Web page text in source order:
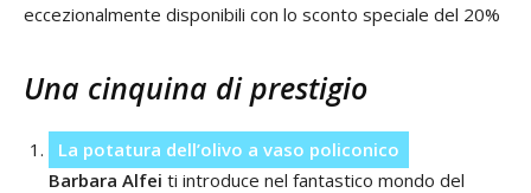
eccezionalmente disponibili con lo sconto speciale del 20%
Una cinquina di prestigio
La potatura dell’olivo a vaso policonico
Barbara Alfei ti introduce nel fantastico mondo del